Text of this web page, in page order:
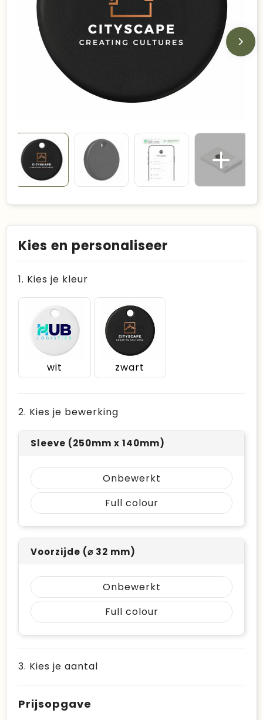
Recycled
Bestsellers
Kies en personaliseer
1. Kies je kleur
wit zwart
2. Kies je bewerking
Sleeve (250mm x 140mm)
Onbewerkt
Full colour
Voorzijde (⌀ 32 mm)
Onbewerkt
Full colour
3. Kies je aantal
Prijsopgave